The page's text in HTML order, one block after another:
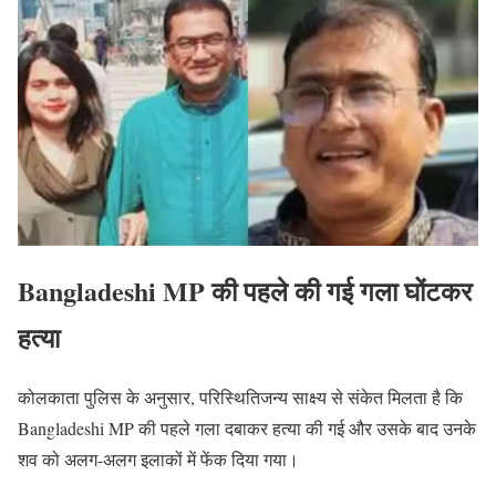
Bangladeshi MP की पहले की गई गला घोंटकर
हत्या
कोलकाता पुलिस के अनुसार, परिस्थितिजन्य साक्ष्य से संकेत मिलता है कि
Bangladeshi MP की पहले गला दबाकर हत्या की गई और उसके बाद उनके
शव को अलग-अलग इलाकों में फेंक दिया गया।